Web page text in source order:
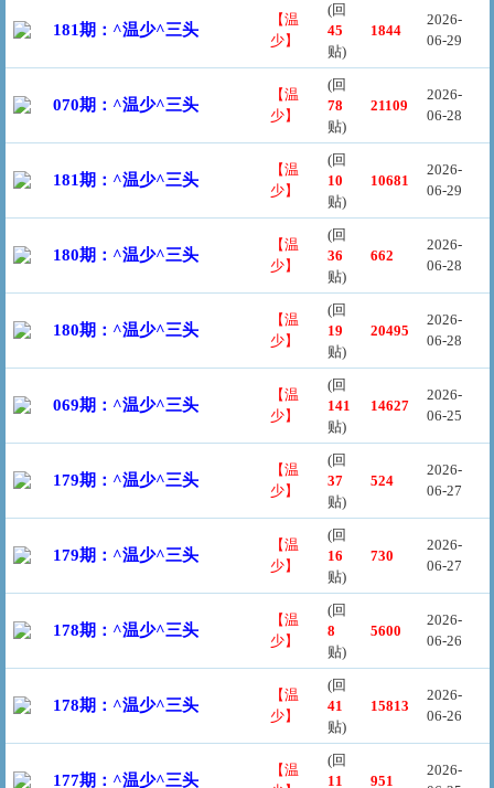
181期：^温少^三头
【温
少】
(回
45
贴)
1844
2026-
06-29
070期：^温少^三头
【温
少】
(回
78
贴)
21109
2026-
06-28
181期：^温少^三头
【温
少】
(回
10
贴)
10681
2026-
06-29
180期：^温少^三头
【温
少】
(回
36
贴)
662
2026-
06-28
180期：^温少^三头
【温
少】
(回
19
贴)
20495
2026-
06-28
069期：^温少^三头
【温
少】
(回
141
贴)
14627
2026-
06-25
179期：^温少^三头
【温
少】
(回
37
贴)
524
2026-
06-27
179期：^温少^三头
【温
少】
(回
16
贴)
730
2026-
06-27
178期：^温少^三头
【温
少】
(回
8
贴)
5600
2026-
06-26
178期：^温少^三头
【温
少】
(回
41
贴)
15813
2026-
06-26
177期：^温少^三头
【温
(回
11
951
2026-